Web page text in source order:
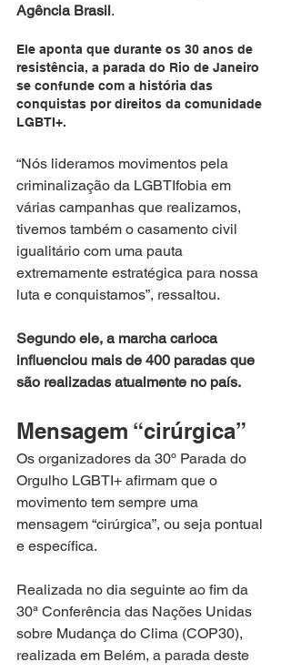
Agência Brasil.
Ele aponta que durante os 30 anos de
resistência, a parada do Rio de Janeiro
se confunde com a história das
conquistas por direitos da comunidade
LGBTI+.
“Nós lideramos movimentos pela
criminalização da LGBTIfobia em
várias campanhas que realizamos,
tivemos também o casamento civil
igualitário com uma pauta
extremamente estratégica para nossa
luta e conquistamos”, ressaltou.
Segundo ele, a marcha carioca
influenciou mais de 400 paradas que
são realizadas atualmente no país.
Mensagem “cirúrgica”
Os organizadores da 30º Parada do
Orgulho LGBTI+ afirmam que o
movimento tem sempre uma
mensagem “cirúrgica”, ou seja pontual
e específica.
Realizada no dia seguinte ao fim da
30ª Conferência das Nações Unidas
sobre Mudança do Clima (COP30),
realizada em Belém, a parada deste